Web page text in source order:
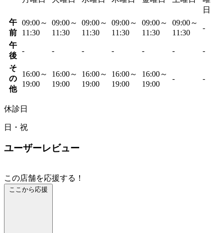
日
午
前
09:00～
11:30
09:00～
11:30
09:00～
11:30
09:00～
11:30
09:00～
11:30
09:00～
11:30
-
午
後
- - - - - - -
そ
の
他
16:00～
19:00
16:00～
19:00
16:00～
19:00
16:00～
19:00
16:00～
19:00
- -
休診日
日・祝
ユーザーレビュー
この店舗を応援する！
ここから応援